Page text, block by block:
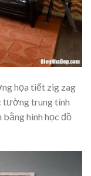
họa tiết zig zag
tường trung tính
hình học đồ